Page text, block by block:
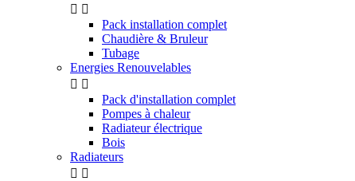
 
Pack installation complet
Chaudière & Bruleur
Tubage
Energies Renouvelables
 
Pack d'installation complet
Pompes à chaleur
Radiateur électrique
Bois
Radiateurs
 